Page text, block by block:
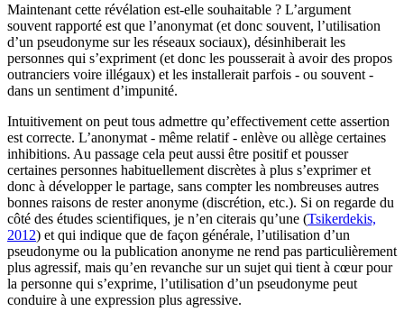
Maintenant cette révélation est-elle souhaitable ? L’argument
souvent rapporté est que l’anonymat (et donc souvent, l’utilisation
d’un pseudonyme sur les réseaux sociaux), désinhiberait les
personnes qui s’expriment (et donc les pousserait à avoir des propos
outranciers voire illégaux) et les installerait parfois - ou souvent -
dans un sentiment d’impunité.
Intuitivement on peut tous admettre qu’effectivement cette assertion
est correcte. L’anonymat - même relatif - enlève ou allège certaines
inhibitions. Au passage cela peut aussi être positif et pousser
certaines personnes habituellement discrètes à plus s’exprimer et
donc à développer le partage, sans compter les nombreuses autres
bonnes raisons de rester anonyme (discrétion, etc.). Si on regarde du
côté des études scientifiques, je n’en citerais qu’une (Tsikerdekis,
2012) et qui indique que de façon générale, l’utilisation d’un
pseudonyme ou la publication anonyme ne rend pas particulièrement
plus agressif, mais qu’en revanche sur un sujet qui tient à cœur pour
la personne qui s’exprime, l’utilisation d’un pseudonyme peut
conduire à une expression plus agressive.